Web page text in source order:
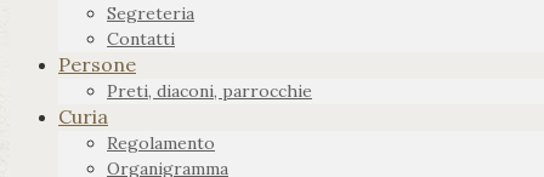
Segreteria
Contatti
Persone
Preti, diaconi, parrocchie
Curia
Regolamento
Organigramma